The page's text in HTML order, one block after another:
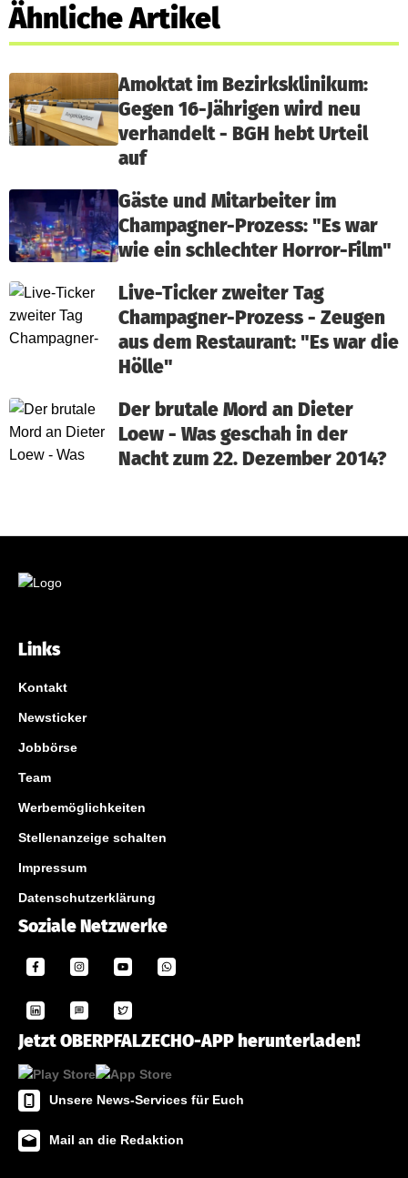
Ähnliche Artikel
Amoktat im Bezirksklinikum:
Gegen 16-Jährigen wird neu
verhandelt - BGH hebt Urteil
auf
Gäste und Mitarbeiter im
Champagner-Prozess: "Es war
wie ein schlechter Horror-Film"
Live-Ticker zweiter Tag
Champagner-Prozess - Zeugen
aus dem Restaurant: "Es war die
Hölle"
Der brutale Mord an Dieter
Loew - Was geschah in der
Nacht zum 22. Dezember 2014?
Links
Kontakt
Newsticker
Jobbörse
Team
Werbemöglichkeiten
Stellenanzeige schalten
Impressum
Datenschutzerklärung
Soziale Netzwerke
Jetzt OBERPFALZECHO-APP herunterladen!
Unsere News-Services für Euch
Mail an die Redaktion